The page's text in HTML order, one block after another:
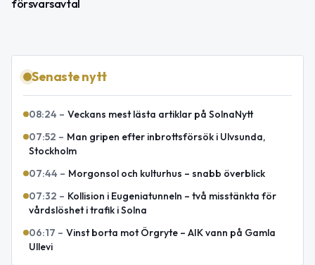
försvarsavtal
Senaste nytt
08:24 – Veckans mest lästa artiklar på SolnaNytt
07:52 – Man gripen efter inbrottsförsök i Ulvsunda,
Stockholm
07:44 – Morgonsol och kulturhus – snabb överblick
07:32 – Kollision i Eugeniatunneln – två misstänkta för
vårdslöshet i trafik i Solna
06:17 – Vinst borta mot Örgryte – AIK vann på Gamla
Ullevi